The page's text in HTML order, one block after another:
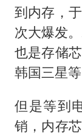
到内存，
次大爆发
也是存储
韩国三星
但是等到
销，内存